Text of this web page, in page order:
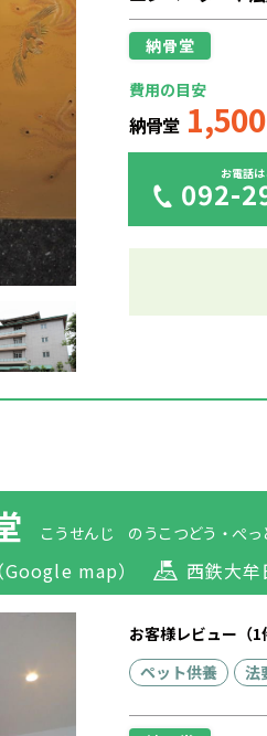
納骨堂
費用の目安
納骨堂
お電話
092-
こうせんじ のうこつどう・ぺっ
（Google map） 西鉄大
お客様レビュー（1
ペット供養
法